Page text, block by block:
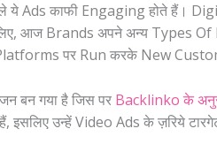
ये Ads काफी Engaging होते हैं।
आज Brands अपने अन्य Types
पर Run करके New
बन गया है जिस पर Backlinko के
उन्हें Video Ads के ज़रिये